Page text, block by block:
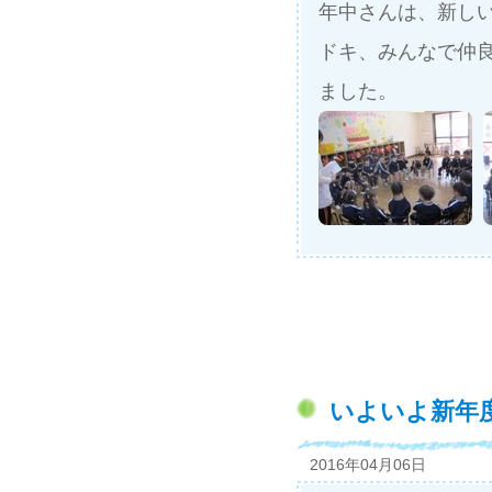
年中さんは、新し
ドキ、みんなで仲
ました。
いよいよ新年
2016年04月06日